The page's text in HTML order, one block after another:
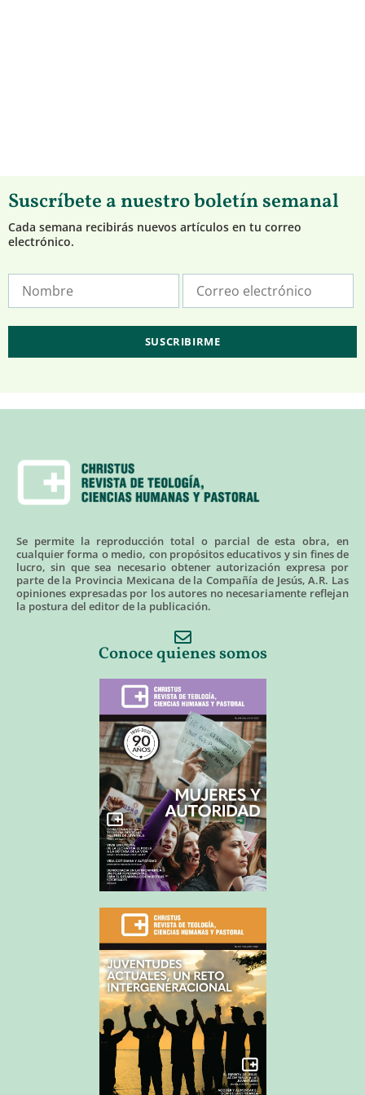
Suscríbete a nuestro boletín semanal
Cada semana recibirás nuevos artículos en tu correo
electrónico.
Se permite la reproducción total o parcial de esta obra, en
cualquier forma o medio, con propósitos educativos y sin fines de
lucro, sin que sea necesario obtener autorización expresa por
parte de la Provincia Mexicana de la Compañía de Jesús, A.R. Las
opiniones expresadas por los autores no necesariamente reflejan
la postura del editor de la publicación.
Conoce quienes somos